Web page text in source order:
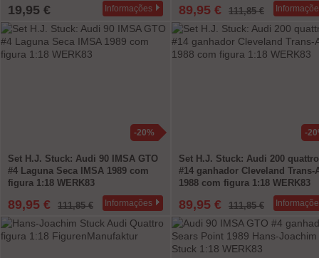
19,95 € Informações 89,95 € 111,85 €
-20%
Set H.J. Stuck: Audi 90 IMSA GTO
#4 Laguna Seca IMSA 1989 com
figura 1:18 WERK83
89,95 € 111,85 € Informações
-
Set H.J. Stuck: Audi 200 quattro
#14 ganhador Cleveland Trans-
1988 com figura 1:18 WERK83
89,95 € 111,85 €